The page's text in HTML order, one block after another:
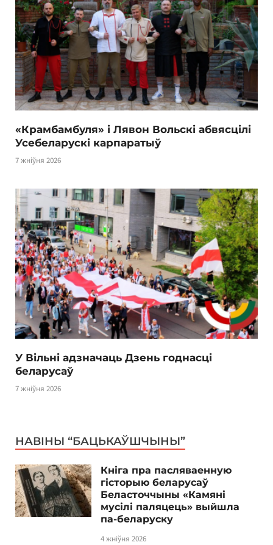
«Крамбамбуля» і Лявон Вольскі абвясцілі
Усебеларускі карпаратыў
7 жніўня 2026
У Вільні адзначаць Дзень годнасці
беларусаў
7 жніўня 2026
НАВІНЫ “БАЦЬКАЎШЧЫНЫ”
Кніга пра пасляваенную
гісторыю беларусаў
Беласточчыны «Камяні
мусілі паляцець» выйшла
па-беларуску
4 жніўня 2026